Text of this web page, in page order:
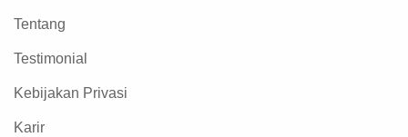
Tentang
Testimonial
Kebijakan Privasi
Karir